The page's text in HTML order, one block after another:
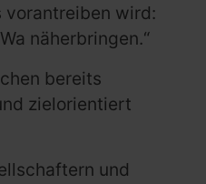
vorantreiben wird:
näherbringen.“
bereits
zielorientiert
und